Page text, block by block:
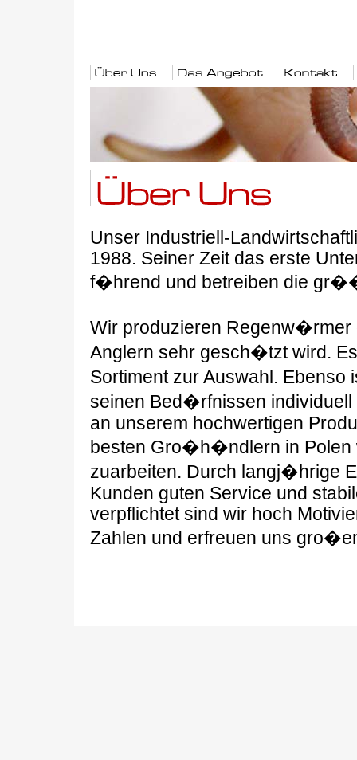
Unser Industriell-
1988. Seiner Zeit das erste
f�hrend und betreiben die
Wir produzieren Regenw�rmer
Anglern sehr gesch�tzt wird.
Sortiment zur Auswahl.
seinen Bed�rfnissen
an unserem hochwertigen
besten Gro�h�ndlern in Polen
zuarbeiten. Durch langj�hrige
Kunden guten Service und
verpflichtet sind wir hoch
Zahlen und erfreuen uns